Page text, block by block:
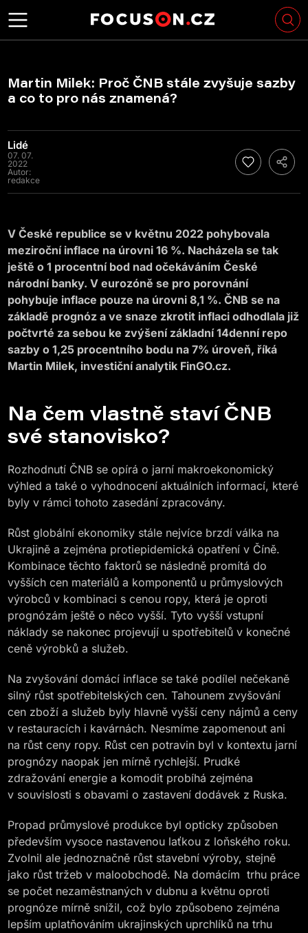
Martin Milek: Proč ČNB stále zvyšuje sazby
a co to pro nás znamená?
Lidé
07. 07.
2022
Autor:
redakce
V České republice se v květnu 2022 pohybovala
meziroční inflace na úrovni 16 %. Nacházela se tak
ještě o 1 procentní bod nad očekáváním České
národní banky. V eurozóně se pro porovnání
pohybuje inflace pouze na úrovni 8,1 %. ČNB se na
základě prognóz a ve snaze zkrotit inflaci odhodlala již
počtvrté za sebou ke zvýšení základní 14denní repo
sazby o 1,25 procentního bodu na 7% úroveň, říká
Martin Milek, investiční analytik FinGO.cz.
Na čem vlastně staví ČNB
své stanovisko?
Rozhodnutí ČNB se opírá o jarní makroekonomický
výhled a také o vyhodnocení aktuálních informací, které
byly v rámci tohoto zasedání zpracovány.
Růst globální ekonomiky stále nejvíce brzdí válka na
Ukrajině a zejména protiepidemická opatření v Číně.
Kombinace těchto faktorů se následně promítá do
vyšších cen materiálů a komponentů u průmyslových
výrobců v kombinaci s cenou ropy, která je oproti
prognózám ještě o něco vyšší. Tyto vyšší vstupní
náklady se nakonec projevují u spotřebitelů v konečné
ceně výrobků a služeb.
Na zvyšování domácí inflace se také podílel nečekaně
silný růst spotřebitelských cen. Tahounem zvyšování
cen zboží a služeb byly hlavně vyšší ceny nájmů a ceny
v restauracích i kavárnách. Nesmíme zapomenout ani
na růst ceny ropy. Růst cen potravin byl v kontextu jarní
prognózy naopak jen mírně rychlejší. Prudké
zdražování energie a komodit probíhá zejména
v souvislosti s obavami o zastavení dodávek z Ruska.
Propad průmyslové produkce byl opticky způsoben
především vysoce nastavenou laťkou z loňského roku.
Zvolnil ale jednoznačně růst stavební výroby, stejně
jako růst tržeb v maloobchodě. Na domácím trhu práce
se počet nezaměstnaných v dubnu a květnu oproti
prognóze mírně snížil, což bylo způsobeno zejména
lepším uplatňováním ukrajinských uprchlíků na trhu